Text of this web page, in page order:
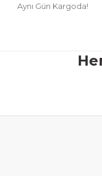
Aynı Gün Kargoda!